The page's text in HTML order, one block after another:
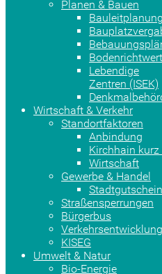
Planen & Bauen
Bauleitplanung
Lebendige
Zentren (ISEK)
Wirtschaft & Verkehr
Standortfaktoren
Anbindung
Kirchhain
Wirtschaft
Gewerbe & Handel
Stadtgutschein
Straßensperrungen
Bürgerbus
KISEG
Umwelt & Natur
Bio-Energie